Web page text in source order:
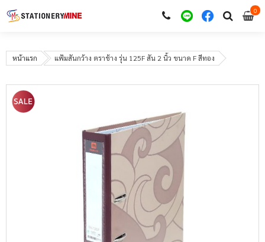
00
หน้าแรก แฟ้มสันกว้าง ตราช้าง รุ่น 125F สัน 2 นิ้ว ขนาด F สีทอง